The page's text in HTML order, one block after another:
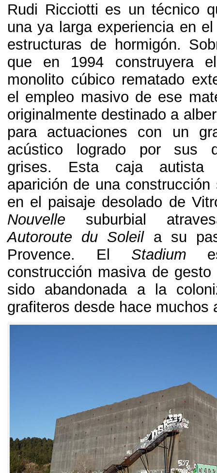
Rudi Ricciotti es un técnico
una ya larga experiencia en
estructuras de hormigón.
que en 1994 construyera el
monolito cúbico rematado
el empleo masivo de ese
originalmente destinado a
para actuaciones con un
acústico logrado por sus
grises. Esta caja autista
aparición de una construcción
en el paisaje desolado de
Nouvelle
suburbial
Autoroute du Soleil a su
Provence. El Stadium
construcción masiva de
sido abandonada a la
grafiteros desde hace muchos